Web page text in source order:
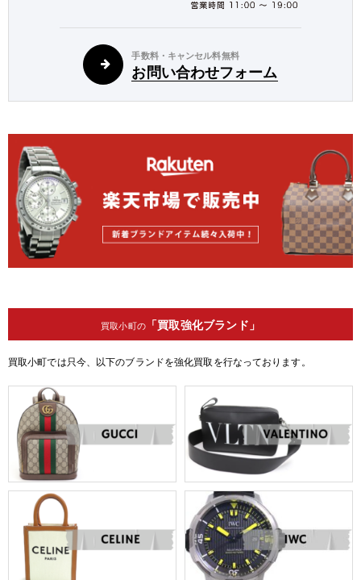
手数料・キャンセル料無料
お問い合わせフォーム
買取小町の「買取強化ブランド」
買取小町では只今、以下のブランドを強化買取を行なっております。